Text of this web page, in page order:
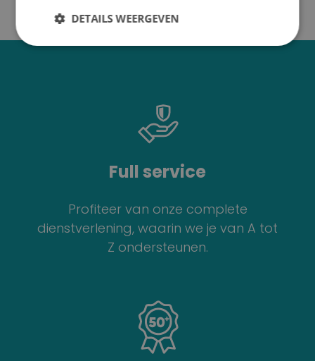
Full service
Profiteer van onze complete
dienstverlening, waarin we je van A tot
Z ondersteunen.
DETAILS WEERGEVEN